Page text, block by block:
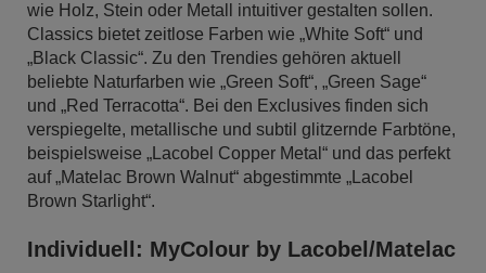
wie Holz, Stein oder Metall intuitiver gestalten sollen.
Classics bietet zeitlose Farben wie „White Soft“ und
„Black Classic“. Zu den Trendies gehören aktuell
beliebte Naturfarben wie „Green Soft“, „Green Sage“
und „Red Terracotta“. Bei den Exclusives finden sich
verspiegelte, metallische und subtil glitzernde Farbtöne,
beispielsweise „Lacobel Copper Metal“ und das perfekt
auf „Matelac Brown Walnut“ abgestimmte „Lacobel
Brown Starlight“.
Individuell: MyColour by Lacobel/Matelac